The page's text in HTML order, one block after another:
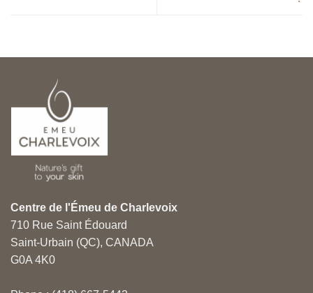
Centre de l'Émeu de Charlevoix
710 Rue Saint Édouard
Saint-Urbain (QC), CANADA
G0A 4K0